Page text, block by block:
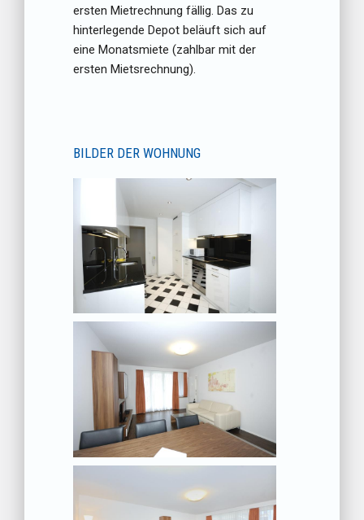
ersten Mietrechnung fällig. Das zu
hinterlegende Depot beläuft sich auf
eine Monatsmiete (zahlbar mit der
ersten Mietsrechnung).
BILDER DER WOHNUNG